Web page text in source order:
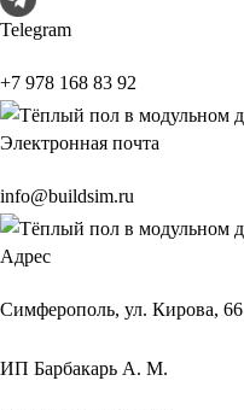
Telegram
+7 978 168 83 92
Электронная почта
info@buildsim.ru
Адрес
Симферополь, ул. Кирова, 66
ИП Барбакарь А. М.